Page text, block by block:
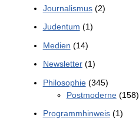
Journalismus(2)
Judentum (1)
Medien (14)
Newsletter(1)
Philosophie(345)
Postmoderne(158)
Programmhinweis(1)